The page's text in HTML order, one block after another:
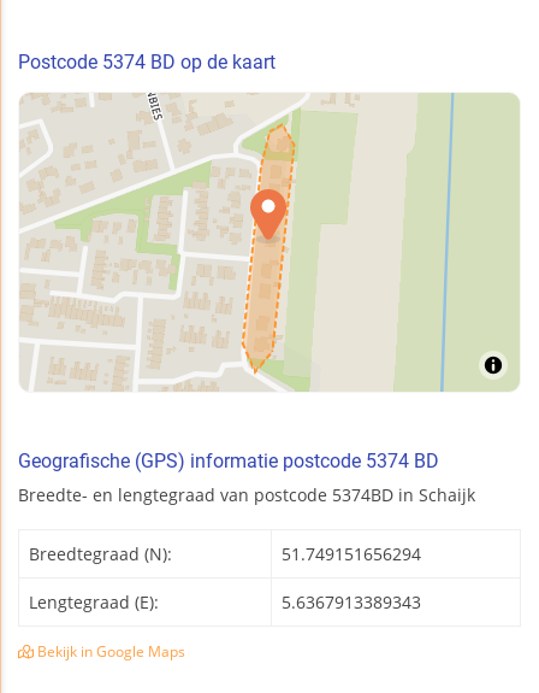
Postcode 5374 BD op de kaart
Geografische (GPS) informatie postcode 5374 BD
Breedte- en lengtegraad van postcode 5374BD in Schaijk
Breedtegraad (N): 51.749151656294
Lengtegraad (E): 5.6367913389343
Bekijk in Google Maps